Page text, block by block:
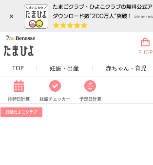
×
TOP 妊娠・出産 赤ちゃん・育児
SHOP
排卵日計算 妊娠チェッカー 予定日計算
妊活たまごクラブ